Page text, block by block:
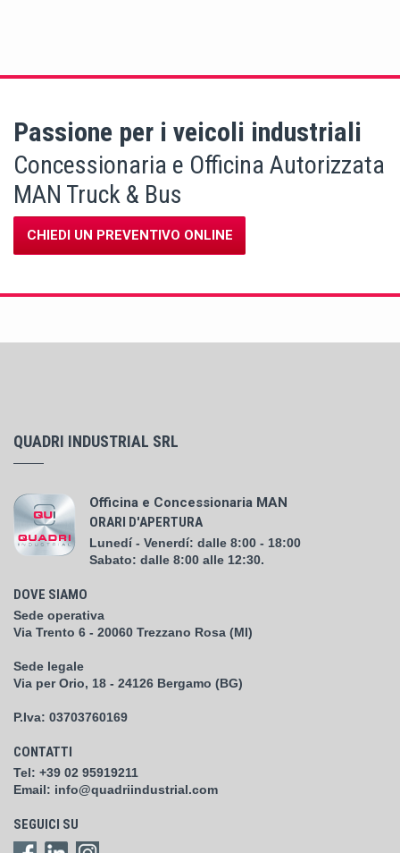
Passione per i veicoli industriali
Concessionaria e Officina Autorizzata
MAN Truck & Bus
CHIEDI UN PREVENTIVO ONLINE
QUADRI INDUSTRIAL SRL
Officina e Concessionaria MAN
ORARI D'APERTURA
Lunedí - Venerdí: dalle 8:00 - 18:00
Sabato: dalle 8:00 alle 12:30.
DOVE SIAMO
Sede operativa
Via Trento 6 - 20060 Trezzano Rosa (MI)
Sede legale
Via per Orio, 18 - 24126 Bergamo (BG)
P.Iva: 03703760169
CONTATTI
Tel: +39 02 95919211
Email: info@quadriindustrial.com
SEGUICI SU